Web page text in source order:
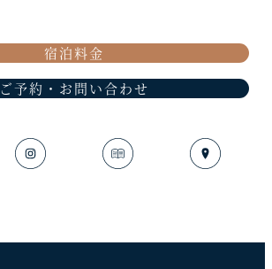
宿泊料金
ご予約・お問い合わせ